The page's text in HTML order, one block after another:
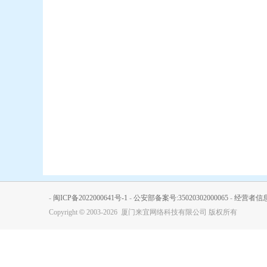
- 闽ICP备2022000641号-1 - 公安部备案号:35020302000065 - 经营者信
Copyright © 2003-2026 厦门来宜网络科技有限公司 版权所有